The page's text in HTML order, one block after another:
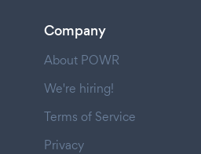
Company
About POWR
We're hiring!
Terms of Service
Privacy